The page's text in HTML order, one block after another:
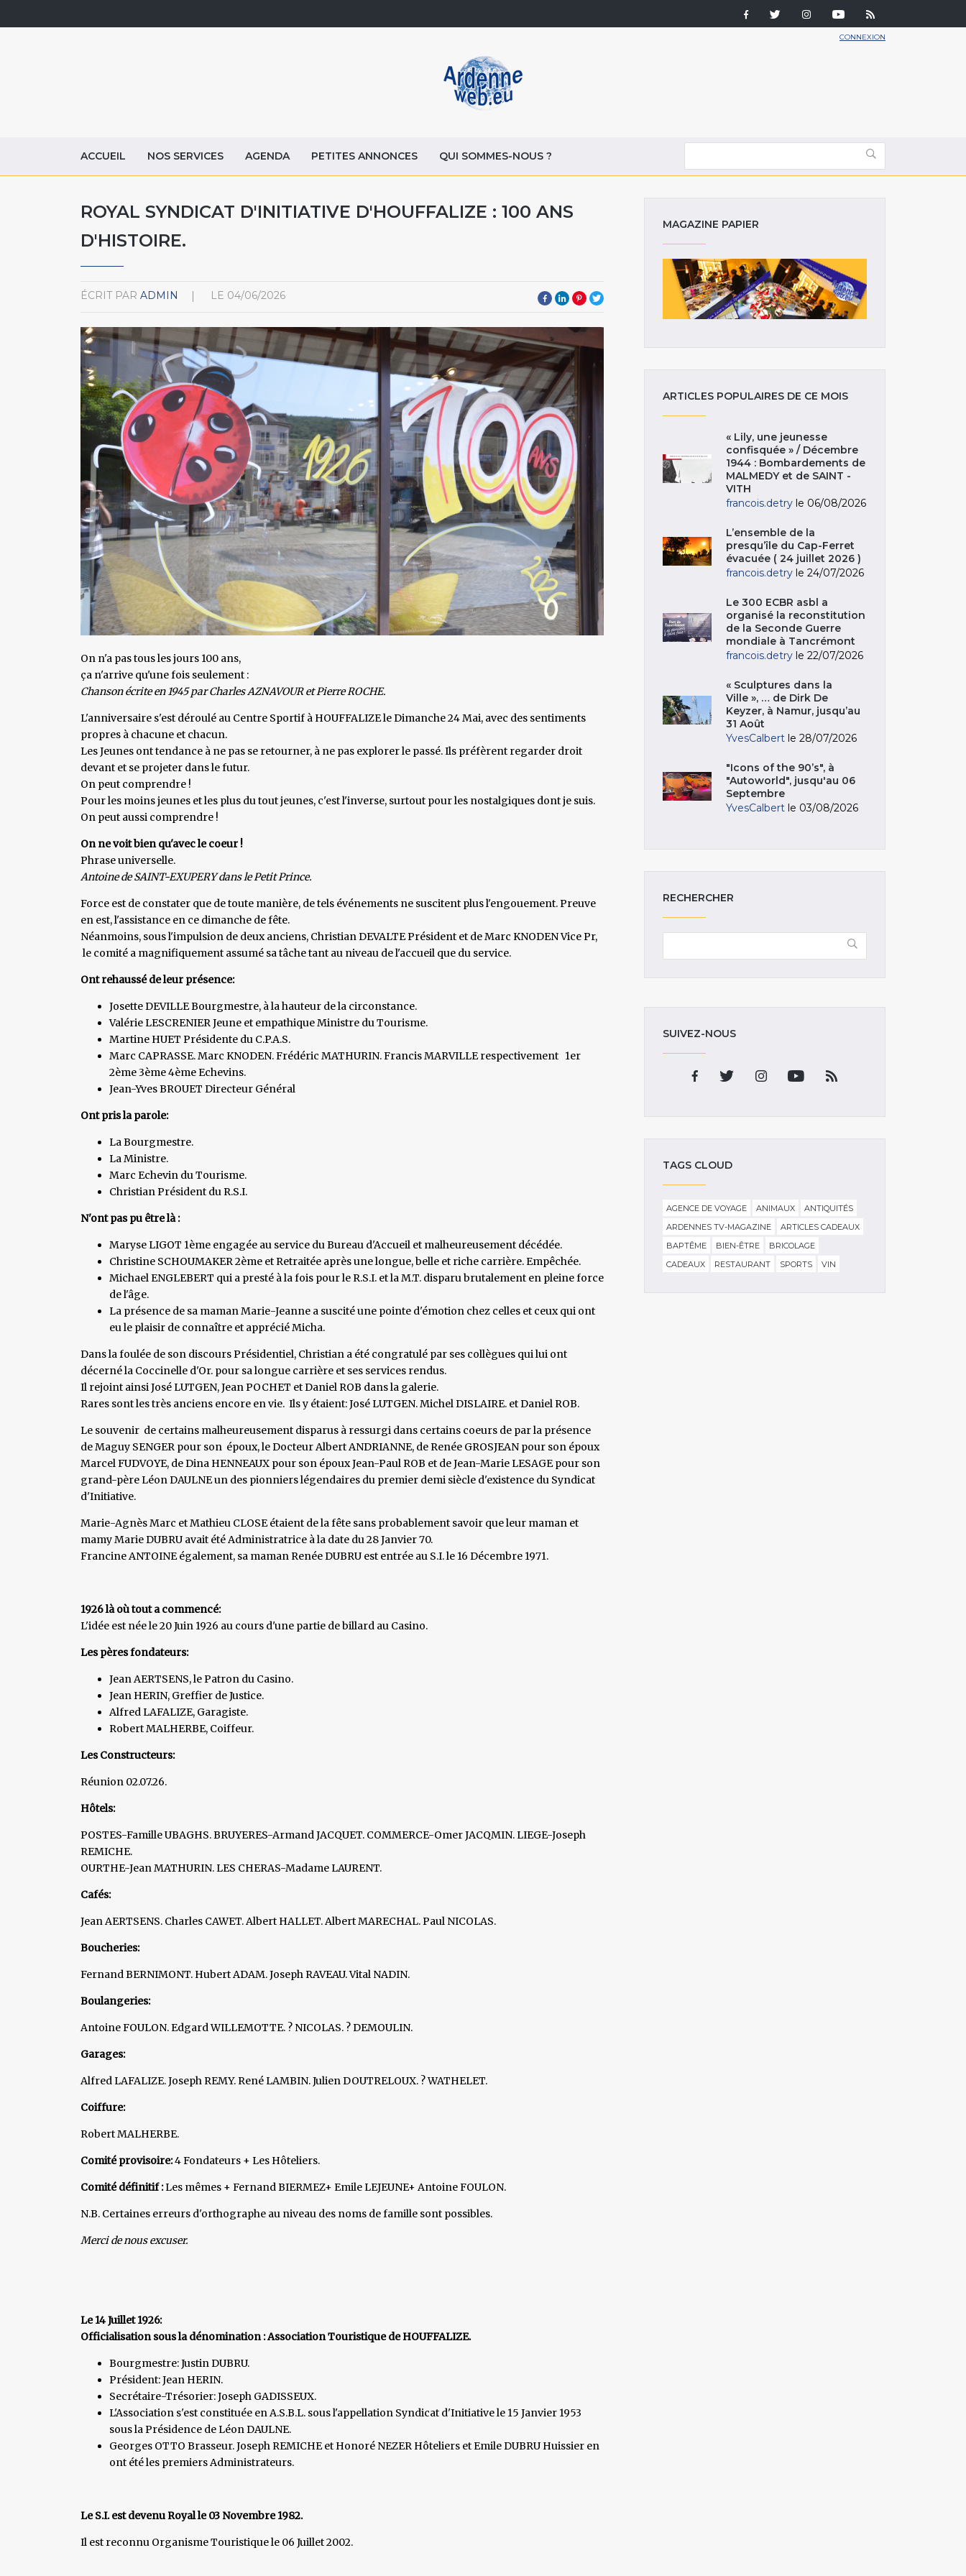
CONNEXION
ACCUEIL NOS SERVICES AGENDA PETITES ANNONCES QUI SOMMES-NOUS ?
ROYAL SYNDICAT D'INITIATIVE D'HOUFFALIZE : 100 ANS
D'HISTOIRE.
ÉCRIT PAR ADMIN LE 04/06/2026
On n'a pas tous les jours 100 ans,
ça n'arrive qu'une fois seulement :
Chanson écrite en 1945 par Charles AZNAVOUR et Pierre ROCHE.
L'anniversaire s'est déroulé au Centre Sportif à HOUFFALIZE le Dimanche 24 Mai, avec des sentiments
propres à chacune et chacun.
Les Jeunes ont tendance à ne pas se retourner, à ne pas explorer le passé. Ils préfèrent regarder droit
devant et se projeter dans le futur.
On peut comprendre !
Pour les moins jeunes et les plus du tout jeunes, c'est l'inverse, surtout pour les nostalgiques dont je suis.
On peut aussi comprendre !
On ne voit bien qu'avec le coeur !
Phrase universelle.
Antoine de SAINT-EXUPERY dans le Petit Prince.
Force est de constater que de toute manière, de tels événements ne suscitent plus l'engouement. Preuve
en est, l'assistance en ce dimanche de fête.
Néanmoins, sous l'impulsion de deux anciens, Christian DEVALTE Président et de Marc KNODEN Vice Pr,
le comité a magnifiquement assumé sa tâche tant au niveau de l'accueil que du service.
Ont rehaussé de leur présence:
Josette DEVILLE Bourgmestre, à la hauteur de la circonstance.
Valérie LESCRENIER Jeune et empathique Ministre du Tourisme.
Martine HUET Présidente du C.P.A.S.
Marc CAPRASSE. Marc KNODEN. Frédéric MATHURIN. Francis MARVILLE respectivement 1er
2ème 3ème 4ème Echevins.
Jean-Yves BROUET Directeur Général
Ont pris la parole:
La Bourgmestre.
La Ministre.
Marc Echevin du Tourisme.
Christian Président du R.S.I.
N'ont pas pu être là :
Maryse LIGOT 1ème engagée au service du Bureau d'Accueil et malheureusement décédée.
Christine SCHOUMAKER 2ème et Retraitée après une longue, belle et riche carrière. Empêchée.
Michael ENGLEBERT qui a presté à la fois pour le R.S.I. et la M.T. disparu brutalement en pleine force
de l'âge.
La présence de sa maman Marie-Jeanne a suscité une pointe d'émotion chez celles et ceux qui ont
eu le plaisir de connaître et apprécié Micha.
Dans la foulée de son discours Présidentiel, Christian a été congratulé par ses collègues qui lui ont
décerné la Coccinelle d'Or. pour sa longue carrière et ses services rendus.
Il rejoint ainsi José LUTGEN, Jean POCHET et Daniel ROB dans la galerie.
Rares sont les très anciens encore en vie. Ils y étaient: José LUTGEN. Michel DISLAIRE. et Daniel ROB.
Le souvenir de certains malheureusement disparus à ressurgi dans certains coeurs de par la présence
de Maguy SENGER pour son époux, le Docteur Albert ANDRIANNE, de Renée GROSJEAN pour son époux
Marcel FUDVOYE, de Dina HENNEAUX pour son époux Jean-Paul ROB et de Jean-Marie LESAGE pour son
grand-père Léon DAULNE un des pionniers légendaires du premier demi siècle d'existence du Syndicat
d'Initiative.
Marie-Agnès Marc et Mathieu CLOSE étaient de la fête sans probablement savoir que leur maman et
mamy Marie DUBRU avait été Administratrice à la date du 28 Janvier 70.
Francine ANTOINE également, sa maman Renée DUBRU est entrée au S.I. le 16 Décembre 1971.
1926 là où tout a commencé:
L'idée est née le 20 Juin 1926 au cours d'une partie de billard au Casino.
Les pères fondateurs:
Jean AERTSENS, le Patron du Casino.
Jean HERIN, Greffier de Justice.
Alfred LAFALIZE, Garagiste.
Robert MALHERBE, Coiffeur.
Les Constructeurs:
Réunion 02.07.26.
Hôtels:
POSTES-Famille UBAGHS. BRUYERES-Armand JACQUET. COMMERCE-Omer JACQMIN. LIEGE-Joseph
REMICHE.
OURTHE-Jean MATHURIN. LES CHERAS-Madame LAURENT.
Cafés:
Jean AERTSENS. Charles CAWET. Albert HALLET. Albert MARECHAL. Paul NICOLAS.
Boucheries:
Fernand BERNIMONT. Hubert ADAM. Joseph RAVEAU. Vital NADIN.
Boulangeries:
Antoine FOULON. Edgard WILLEMOTTE. ? NICOLAS. ? DEMOULIN.
Garages:
Alfred LAFALIZE. Joseph REMY. René LAMBIN. Julien DOUTRELOUX. ? WATHELET.
Coiffure:
Robert MALHERBE.
Comité provisoire:4 Fondateurs + Les Hôteliers.
Comité définitif :Les mêmes + Fernand BIERMEZ+ Emile LEJEUNE+ Antoine FOULON.
N.B. Certaines erreurs d'orthographe au niveau des noms de famille sont possibles.
Merci de nous excuser.
Le 14 Juillet 1926:
Officialisation sous la dénomination : Association Touristique de HOUFFALIZE.
Bourgmestre: Justin DUBRU.
Président: Jean HERIN.
Secrétaire-Trésorier: Joseph GADISSEUX.
L'Association s'est constituée en A.S.B.L. sous l'appellation Syndicat d'Initiative le 15 Janvier 1953
sous la Présidence de Léon DAULNE.
Georges OTTO Brasseur. Joseph REMICHE et Honoré NEZER Hôteliers et Emile DUBRU Huissier en
ont été les premiers Administrateurs.
Le S.I. est devenu Royal le 03 Novembre 1982.
Il est reconnu Organisme Touristique le 06 Juillet 2002.
MAGAZINE PAPIER
ARTICLES POPULAIRES DE CE MOIS
« Lily, une jeunesse
confisquée » / Décembre
1944 : Bombardements de
MALMEDY et de SAINT -
VITH
francois.detry le 06/08/2026
L’ensemble de la
presqu’île du Cap-Ferret
évacuée ( 24 juillet 2026 )
francois.detry le 24/07/2026
Le 300 ECBR asbl a
organisé la reconstitution
de la Seconde Guerre
mondiale à Tancrémont
francois.detry le 22/07/2026
« Sculptures dans la
Ville », … de Dirk De
Keyzer, à Namur, jusqu’au
31 Août
YvesCalbert le 28/07/2026
"Icons of the 90’s", à
"Autoworld", jusqu'au 06
Septembre
YvesCalbert le 03/08/2026
RECHERCHER
SUIVEZ-NOUS
TAGS CLOUD
AGENCE DE VOYAGE ANIMAUX
ANTIQUITÉS
ARDENNES TV-MAGAZINE
ARTICLES CADEAUX
BAPTÊME
BIEN-ÊTRE
BRICOLAGE
CADEAUX
RESTAURANT SPORTS VIN